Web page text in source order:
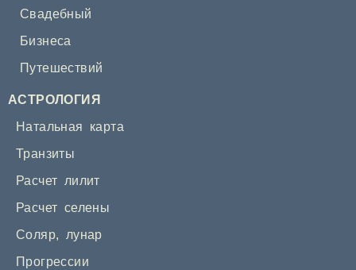
Свадебный
Бизнеса
Путешествий
АСТРОЛОГИЯ
Натальная карта
Транзиты
Расчет лилит
Расчет селены
Соляр, лунар
Прогрессии